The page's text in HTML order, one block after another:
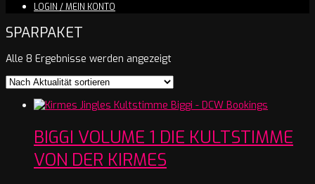
LOGIN / MEIN KONTO
SPARPAKET
Alle 8 Ergebnisse werden angezeigtNach
sortiert
BIGGI VOLUME 1 DIE KULTSTIMME
VON DER KIRMES